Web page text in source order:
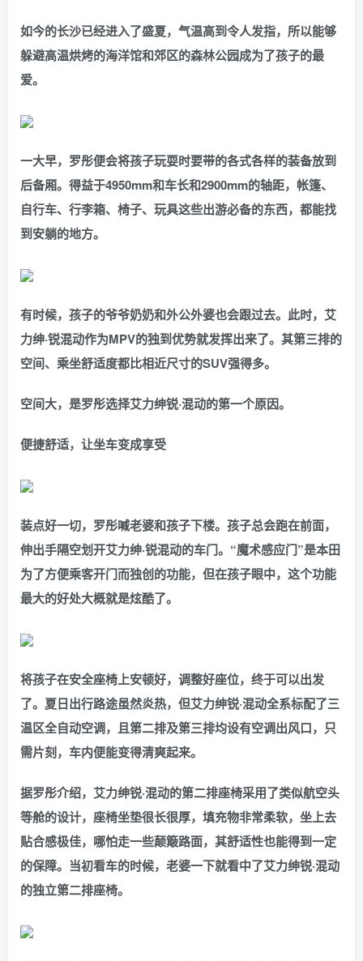
如今的长沙已经进入了盛夏，气温高到令人发指，所以能够
躲避高温烘烤的海洋馆和郊区的森林公园成为了孩子的最
爱。
一大早，罗彤便会将孩子玩耍时要带的各式各样的装备放到
后备厢。得益于4950mm和车长和2900mm的轴距，帐篷、
自行车、行李箱、椅子、玩具这些出游必备的东西，都能找
到安躺的地方。
有时候，孩子的爷爷奶奶和外公外婆也会跟过去。此时，艾
力绅·锐混动作为MPV的独到优势就发挥出来了。其第三排的
空间、乘坐舒适度都比相近尺寸的SUV强得多。
空间大，是罗彤选择艾力绅锐·混动的第一个原因。
便捷舒适，让坐车变成享受
装点好一切，罗彤喊老婆和孩子下楼。孩子总会跑在前面，
伸出手隔空划开艾力绅·锐混动的车门。“魔术感应门”是本田
为了方便乘客开门而独创的功能，但在孩子眼中，这个功能
最大的好处大概就是炫酷了。
将孩子在安全座椅上安顿好，调整好座位，终于可以出发
了。夏日出行路途虽然炎热，但艾力绅锐·混动全系标配了三
温区全自动空调，且第二排及第三排均设有空调出风口，只
需片刻，车内便能变得清爽起来。
据罗彤介绍，艾力绅锐·混动的第二排座椅采用了类似航空头
等舱的设计，座椅坐垫很长很厚，填充物非常柔软，坐上去
贴合感极佳，哪怕走一些颠簸路面，其舒适性也能得到一定
的保障。当初看车的时候，老婆一下就看中了艾力绅锐·混动
的独立第二排座椅。